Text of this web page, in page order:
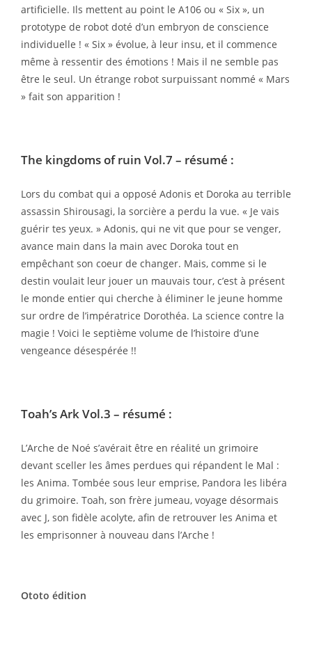
artificielle. Ils mettent au point le A106 ou « Six », un
prototype de robot doté d’un embryon de conscience
individuelle ! « Six » évolue, à leur insu, et il commence
même à ressentir des émotions ! Mais il ne semble pas
être le seul. Un étrange robot surpuissant nommé « Mars
» fait son apparition !
The kingdoms of ruin Vol.7 – résumé :
Lors du combat qui a opposé Adonis et Doroka au terrible
assassin Shirousagi, la sorcière a perdu la vue. « Je vais
guérir tes yeux. » Adonis, qui ne vit que pour se venger,
avance main dans la main avec Doroka tout en
empêchant son coeur de changer. Mais, comme si le
destin voulait leur jouer un mauvais tour, c’est à présent
le monde entier qui cherche à éliminer le jeune homme
sur ordre de l’impératrice Dorothéa. La science contre la
magie ! Voici le septième volume de l’histoire d’une
vengeance désespérée !!
Toah’s Ark Vol.3 – résumé :
L’Arche de Noé s’avérait être en réalité un grimoire
devant sceller les âmes perdues qui répandent le Mal :
les Anima. Tombée sous leur emprise, Pandora les libéra
du grimoire. Toah, son frère jumeau, voyage désormais
avec J, son fidèle acolyte, afin de retrouver les Anima et
les emprisonner à nouveau dans l’Arche !
Ototo édition